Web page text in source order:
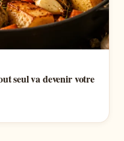
seul va devenir votre